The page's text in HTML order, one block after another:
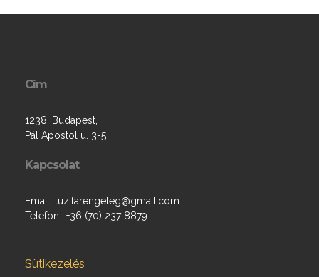
Cím
1238. Budapest,
Pál Apostol u. 3-5
Kapcsolat
Email: tuzifarengeteg@gmail.com
Telefon:: +36 (70) 237 8879
Sütikezelés